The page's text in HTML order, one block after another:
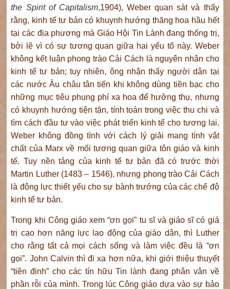
the Spirit of Capitalism,1904), Weber quan sát và thấy
rằng, kinh tế tư bản có khuynh hướng thăng hoa hầu hết
tại các địa phương mà Giáo Hội Tin Lành đang thống trị,
bởi lẽ vì có sự tương quan giữa hai yếu tố này. Weber
không kết luận phong trào Cải Cách là nguyên nhân cho
kinh tế tư bản; tuy nhiên, ông nhận thấy người dân tại
các nước Âu châu tân tiến khi không dùng tiền bạc cho
những mục tiêu phung phí xa hoa để hưởng thụ, nhưng
có khuynh hướng tiện tặn, tính toán trong việc thu chi và
tìm cách đầu tư vào việc phát triển kinh tế cho tương lai.
Weber không đồng tình với cách lý giải mang tính vật
chất của Marx về mối tương quan giữa tôn giáo và kinh
tế. Tuy nền tảng của kinh tế tư bản đã có trước thời
Martin Luther (1483 – 1546), nhưng phong trào Cải Cách
là động lực thiết yếu cho sự bành trướng của các chế độ
kinh tế tư bản.
Trong khi Công giáo xem “ơn gọi” tu sĩ và giáo sĩ có giá
trị cao hơn năng lực lao động của giáo dân, thì Luther
cho rằng tất cả mọi cách sống và làm việc đều là “ơn
gọi”. John Calvin thì đi xa hơn nữa, khi giới thiệu thuyết
“tiền định” cho các tín hữu Tin lành đang phân vân về
phần rỗi của mình. Trong lúc Công giáo dựa vào sự bảo